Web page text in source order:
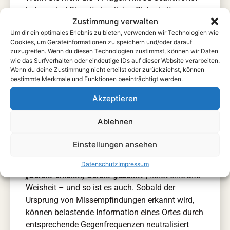
Zustimmung verwalten
Um dir ein optimales Erlebnis zu bieten, verwenden wir Technologien wie
Cookies, um Geräteinformationen zu speichern und/oder darauf
zuzugreifen. Wenn du diesen Technologien zustimmst, können wir Daten
wie das Surfverhalten oder eindeutige IDs auf dieser Website verarbeiten.
Wenn du deine Zustimmung nicht erteilst oder zurückziehst, können
bestimmte Merkmale und Funktionen beeinträchtigt werden.
Akzeptieren
Ablehnen
Einstellungen ansehen
DatenschutzImpressum
haben, sind Sie mit ziemlicher Sicherheit von
Strahlungsfeldern in Ihrem Lebensumfeld negativ
beeinträchtigt.
Vitonanz 212® bietet variable Lösungen für
unterschiedliche Störfelder. Individuell
kombiniert, neutralisieren die folgenden Produkte
Die Produkte von Vitonanz 212® sind bewährt in
Akutsituationen, chronischen Beständen und in
„Gefahr erkannt, Gefahr gebannt“, heißt eine alte
Weisheit – und so ist es auch. Sobald der
Ursprung von Missempfindungen erkannt wird,
können belastende Information eines Ortes durch
entsprechende Gegenfrequenzen neutralisiert